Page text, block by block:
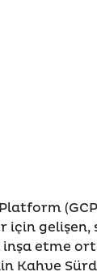
için
etme
Kahve